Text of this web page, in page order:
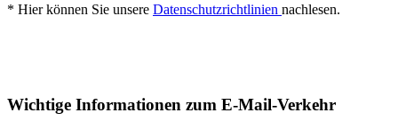
* Hier können Sie unsere Datenschutzrichtlinien nachlesen.
Wichtige Informationen zum E-Mail-Verkehr